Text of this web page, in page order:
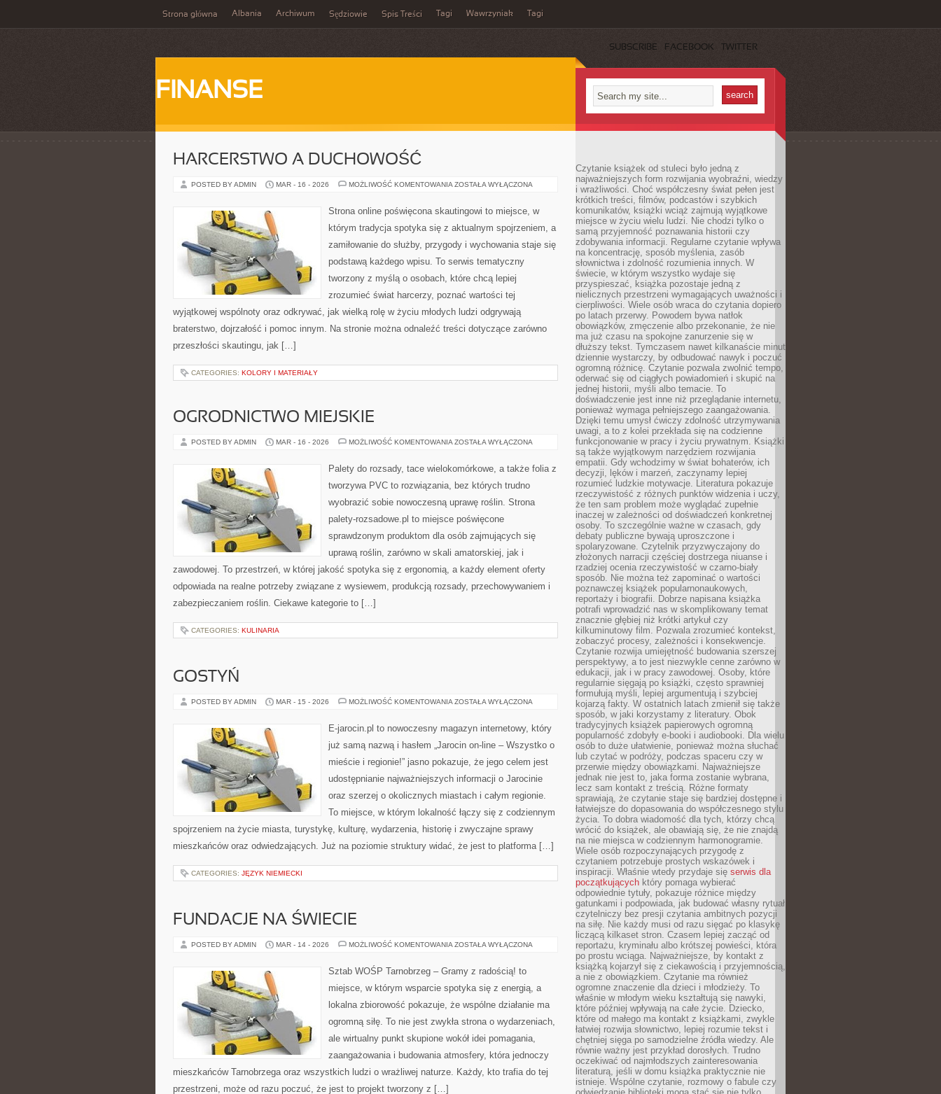
Strona główna Albania Archiwum Sędziowie Spis Treści Tagi Wawrzyniak Tagi
SUBSCRIBE FACEBOOK TWITTER
FINANSE
HARCERSTWO A DUCHOWOŚĆ
POSTED BY ADMIN MAR - 16 - 2026 MOŻLIWOŚĆ KOMENTOWANIA HARCERSTWO
ZOSTAŁA WYŁĄCZONA
Strona online poświęcona skautingowi to miejsce, w
którym tradycja spotyka się z aktualnym spojrzeniem, a
zamiłowanie do służby, przygody i wychowania staje się
podstawą każdego wpisu. To serwis tematyczny
tworzony z myślą o osobach, które chcą lepiej
zrozumieć świat harcerzy, poznać wartości tej
wyjątkowej wspólnoty oraz odkrywać, jak wielką rolę w życiu młodych ludzi odgrywają
braterstwo, dojrzałość i pomoc innym. Na stronie można odnaleźć treści dotyczące zarówno
przeszłości skautingu, jak […]
CATEGORIES: KOLORY I MATERIAŁY
OGRODNICTWO MIEJSKIE
POSTED BY ADMIN MAR - 16 - 2026 MOŻLIWOŚĆ KOMENTOWANIA OGRODNICTWO
ZOSTAŁA WYŁĄCZONA
Palety do rozsady, tace wielokomórkowe, a także folia z
tworzywa PVC to rozwiązania, bez których trudno
wyobrazić sobie nowoczesną uprawę roślin. Strona
palety-rozsadowe.pl to miejsce poświęcone
sprawdzonym produktom dla osób zajmujących się
uprawą roślin, zarówno w skali amatorskiej, jak i
zawodowej. To przestrzeń, w której jakość spotyka się z ergonomią, a każdy element oferty
odpowiada na realne potrzeby związane z wysiewem, produkcją rozsady, przechowywaniem i
zabezpieczaniem roślin. Ciekawe kategorie to […]
CATEGORIES: KULINARIA
GOSTYŃ
POSTED BY ADMIN MAR - 15 - 2026 MOŻLIWOŚĆ KOMENTOWANIA GOSTYŃ
ZOSTAŁA WYŁĄCZONA
E-jarocin.pl to nowoczesny magazyn internetowy, który
już samą nazwą i hasłem „Jarocin on-line – Wszystko o
mieście i regionie!” jasno pokazuje, że jego celem jest
udostępnianie najważniejszych informacji o Jarocinie
oraz szerzej o okolicznych miastach i całym regionie.
To miejsce, w którym lokalność łączy się z codziennym
spojrzeniem na życie miasta, turystykę, kulturę, wydarzenia, historię i zwyczajne sprawy
mieszkańców oraz odwiedzających. Już na poziomie struktury widać, że jest to platforma […]
CATEGORIES: JĘZYK NIEMIECKI
FUNDACJE NA ŚWIECIE
POSTED BY ADMIN MAR - 14 - 2026 MOŻLIWOŚĆ KOMENTOWANIA FUNDACJE
ZOSTAŁA WYŁĄCZONA
Sztab WOŚP Tarnobrzeg – Gramy z radością! to
miejsce, w którym wsparcie spotyka się z energią, a
lokalna zbiorowość pokazuje, że wspólne działanie ma
ogromną siłę. To nie jest zwykła strona o wydarzeniach,
ale wirtualny punkt skupione wokół idei pomagania,
zaangażowania i budowania atmosfery, która jednoczy
mieszkańców Tarnobrzega oraz wszystkich ludzi o wrażliwej naturze. Każdy, kto trafia do tej
przestrzeni, może od razu poczuć, że jest to projekt tworzony z […]
Czytanie książek od stuleci było jedną z
najważniejszych form rozwijania wyobraźni, wiedzy
i wrażliwości. Choć współczesny świat pełen jest
krótkich treści, filmów, podcastów i szybkich
komunikatów, książki wciąż zajmują wyjątkowe
miejsce w życiu wielu ludzi. Nie chodzi tylko o
samą przyjemność poznawania historii czy
zdobywania informacji. Regularne czytanie wpływa
na koncentrację, sposób myślenia, zasób
słownictwa i zdolność rozumienia innych. W
świecie, w którym wszystko wydaje się
przyspieszać, książka pozostaje jedną z
nielicznych przestrzeni wymagających uważności i
cierpliwości. Wiele osób wraca do czytania dopiero
po latach przerwy. Powodem bywa natłok
obowiązków, zmęczenie albo przekonanie, że nie
ma już czasu na spokojne zanurzenie się w
dłuższy tekst. Tymczasem nawet kilkanaście minut
dziennie wystarczy, by odbudować nawyk i poczuć
ogromną różnicę. Czytanie pozwala zwolnić tempo,
oderwać się od ciągłych powiadomień i skupić na
jednej historii, myśli albo temacie. To
doświadczenie jest inne niż przeglądanie internetu,
ponieważ wymaga pełniejszego zaangażowania.
Dzięki temu umysł ćwiczy zdolność utrzymywania
uwagi, a to z kolei przekłada się na codzienne
funkcjonowanie w pracy i życiu prywatnym. Książki
są także wyjątkowym narzędziem rozwijania
empatii. Gdy wchodzimy w świat bohaterów, ich
decyzji, lęków i marzeń, zaczynamy lepiej
rozumieć ludzkie motywacje. Literatura pokazuje
rzeczywistość z różnych punktów widzenia i uczy,
że ten sam problem może wyglądać zupełnie
inaczej w zależności od doświadczeń konkretnej
osoby. To szczególnie ważne w czasach, gdy
debaty publiczne bywają uproszczone i
spolaryzowane. Czytelnik przyzwyczajony do
złożonych narracji częściej dostrzega niuanse i
rzadziej ocenia rzeczywistość w czarno-biały
sposób. Nie można też zapominać o wartości
poznawczej książek popularnonaukowych,
reportaży i biografii. Dobrze napisana książka
potrafi wprowadzić nas w skomplikowany temat
znacznie głębiej niż krótki artykuł czy
kilkuminutowy film. Pozwala zrozumieć kontekst,
zobaczyć procesy, zależności i konsekwencje.
Czytanie rozwija umiejętność budowania szerszej
perspektywy, a to jest niezwykle cenne zarówno w
edukacji, jak i w pracy zawodowej. Osoby, które
regularnie sięgają po książki, często sprawniej
formułują myśli, lepiej argumentują i szybciej
kojarzą fakty. W ostatnich latach zmienił się także
sposób, w jaki korzystamy z literatury. Obok
tradycyjnych książek papierowych ogromną
popularność zdobyły e-booki i audiobooki. Dla wielu
osób to duże ułatwienie, ponieważ można słuchać
lub czytać w podróży, podczas spaceru czy w
przerwie między obowiązkami. Najważniejsze
jednak nie jest to, jaka forma zostanie wybrana,
lecz sam kontakt z treścią. Różne formaty
sprawiają, że czytanie staje się bardziej dostępne i
łatwiejsze do dopasowania do współczesnego stylu
życia. To dobra wiadomość dla tych, którzy chcą
wrócić do książek, ale obawiają się, że nie znajdą
na nie miejsca w codziennym harmonogramie.
Wiele osób rozpoczynających przygodę z
czytaniem potrzebuje prostych wskazówek i
inspiracji. Właśnie wtedy przydaje się serwis dla
początkujących który pomaga wybierać
odpowiednie tytuły, pokazuje różnice między
gatunkami i podpowiada, jak budować własny rytuał
czytelniczy bez presji czytania ambitnych pozycji
na siłę. Nie każdy musi od razu sięgać po klasykę
liczącą kilkaset stron. Czasem lepiej zacząć od
reportażu, kryminału albo krótszej powieści, która
po prostu wciąga. Najważniejsze, by kontakt z
książką kojarzył się z ciekawością i przyjemnością,
a nie z obowiązkiem. Czytanie ma również
ogromne znaczenie dla dzieci i młodzieży. To
właśnie w młodym wieku kształtują się nawyki,
które później wpływają na całe życie. Dziecko,
które od małego ma kontakt z książkami, zwykle
łatwiej rozwija słownictwo, lepiej rozumie tekst i
chętniej sięga po samodzielne źródła wiedzy. Ale
równie ważny jest przykład dorosłych. Trudno
oczekiwać od najmłodszych zainteresowania
literaturą, jeśli w domu książka praktycznie nie
istnieje. Wspólne czytanie, rozmowy o fabule czy